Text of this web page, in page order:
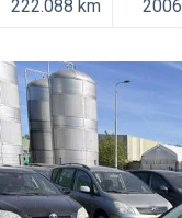
222.088 km 2006